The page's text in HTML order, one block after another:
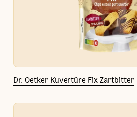
Dr. Oetker Kuvertüre Fix Zartbitter